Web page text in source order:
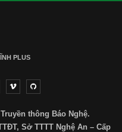
PLUS
thông Báo Nghệ.
Sở TTTT Nghệ An – Cấp